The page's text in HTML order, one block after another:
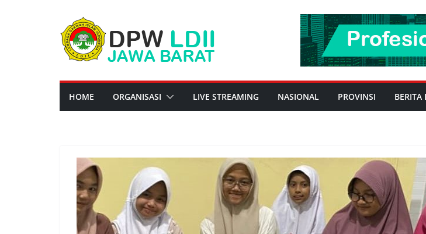
HOME ORGANISASI LIVE STREAMING NASIONAL PROVINSI BERITA